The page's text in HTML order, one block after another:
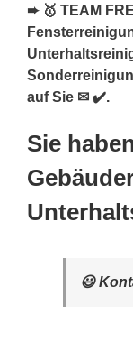
➨ 🥇 TEAM
auf Sie ✉ ✔️.
Sie
😃